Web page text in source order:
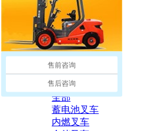
公司简介
公司文化
荣誉资质
公司环境
产品中心
全部
蓄电池叉车
内燃叉车
售前咨询
售后咨询